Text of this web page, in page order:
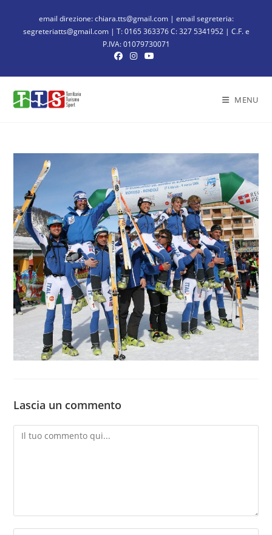
email direzione: chiara.tts@gmail.com | email segreteria:
segreteriatts@gmail.com | T: 0165 363376 C: 327 5341952 | C.F. e
P.IVA: 01079730071
MENU
Lascia un commento